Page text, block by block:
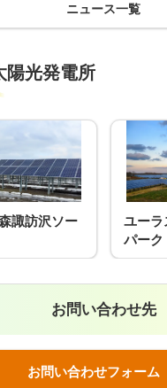
ニュース一覧
陽光発電所
諏訪沢ソー
ユーラ
パーク
お問い合わせ先
お問い合わせフォーム